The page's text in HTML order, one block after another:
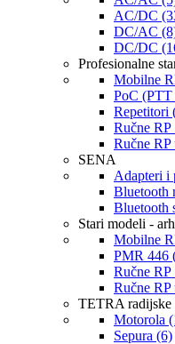
AC/DC
DC/AC
DC/DC
Profesionalne
Mobilne
PoC
Repetitori
Ručne RP
Ručne
SENA
Adapteri i
Bluetooth
Bluetooth
Stari modeli -
Mobilne
PMR 446
Ručne RP
Ručne
TETRA radijske
Motorola
Sepura (6)